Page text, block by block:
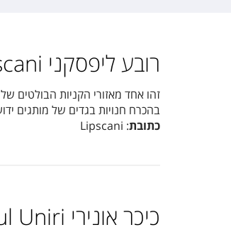
רובע ליפסקני Lipscani
זהו אחד מאזורי הקניות הבולטים
בהכרח חנויות בגדים של מותגים
כתובת: Lipscani
כיכר אונירי Bulevardul Uniri